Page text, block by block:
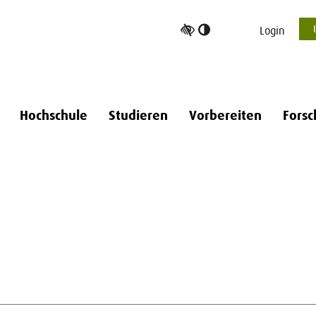
Login
Hochschule Studieren Vorbereiten